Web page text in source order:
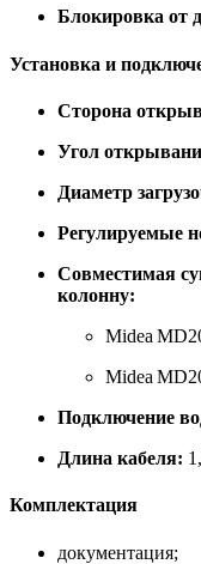
Блокировка от
Установка и
Сторона
Угол
Диаметр
Регулируемые
Совместимая
колонну:
Midea
Midea
Подключение
Длина кабеля:
Комплектация
документация;